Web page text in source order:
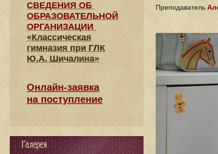
Преподаватель
СВЕДЕНИЯ​ ОБ
ОБРАЗОВАТЕЛЬНОЙ
ОРГАНИЗАЦИИ
«Классическая
гимназия при ГЛК
Ю.А. Шичалина»
Онлайн-заявка
на поступление
Галерея